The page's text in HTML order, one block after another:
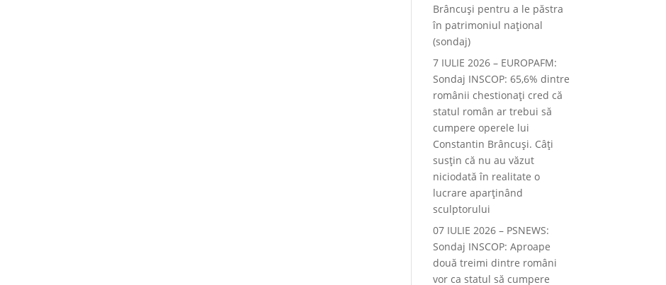
Brâncuși pentru a le păstra
în patrimoniul național
(sondaj)
7 IULIE 2026 – EUROPAFM:
Sondaj INSCOP: 65,6% dintre
românii chestionați cred că
statul român ar trebui să
cumpere operele lui
Constantin Brâncuși. Câți
susțin că nu au văzut
niciodată în realitate o
lucrare aparținând
sculptorului
07 IULIE 2026 – PSNEWS:
Sondaj INSCOP: Aproape
două treimi dintre români
vor ca statul să cumpere